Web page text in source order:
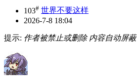
103# 世界不要这样
2026-7-8 18:04
提示: 作者被禁止或删除 内容自动屏蔽